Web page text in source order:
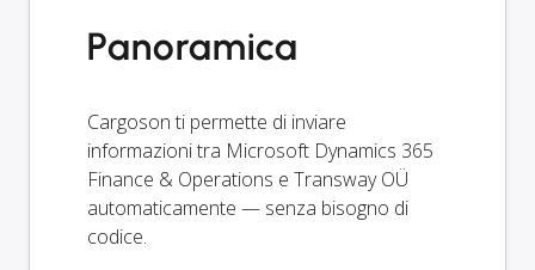
Panoramica
Cargoson ti permette di inviare
informazioni tra Microsoft Dynamics 365
Finance & Operations e Transway OÜ
automaticamente — senza bisogno di
codice.